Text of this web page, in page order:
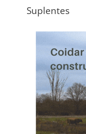
Suplentes